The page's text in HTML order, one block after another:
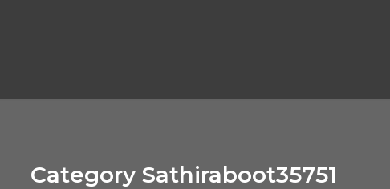
Category Sathiraboot35751